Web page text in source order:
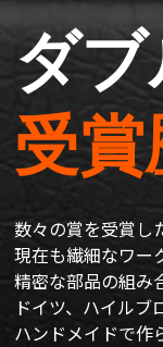
ダ
受
数々の賞を受賞し
現在も繊細なワー
精密な部品の組み
ドイツ、ハイルブ
ハンドメイドで作